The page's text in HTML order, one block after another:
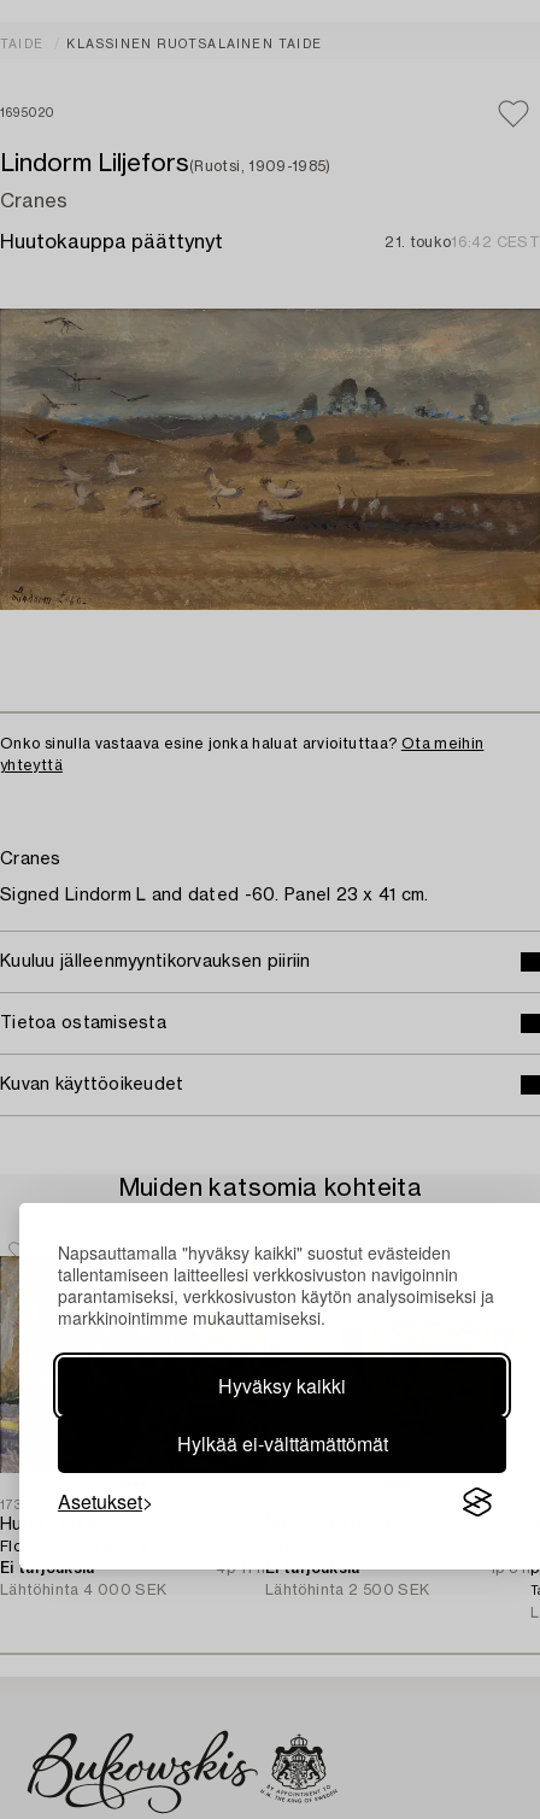
Napsauttamalla "hyväksy kaikki" suostut evästeiden
tallentamiseen laitteellesi verkkosivuston navigoinnin
parantamiseksi, verkkosivuston käytön analysoimiseksi ja
markkinointimme mukauttamiseksi.
Hyväksy kaikki
Hylkää ei-välttämättömät
Asetukset
TAIDE KLASSINEN RUOTSALAINEN TAIDE
1695020
Lindorm Liljefors(Ruotsi, 1909-1985)
Cranes
Huutokauppa päättynyt 21. touko16:42 CEST
Onko sinulla vastaava esine jonka haluat arvioituttaa? Ota meihin
yhteyttä
Cranes
Signed Lindorm L and dated -60. Panel 23 x 41 cm.
Kuuluu jälleenmyyntikorvauksen piiriin
Tietoa ostamisesta
Kuvan käyttöoikeudet
Muiden katsomia kohteita
1730544
Hugo Lepik
Floral still life with a book.
Ei tarjouksia
4p 11 h
Lähtöhinta 4 000 SEK
Ei tarjouksia
1p 8 h
Lähtöhinta 2 500 SEK